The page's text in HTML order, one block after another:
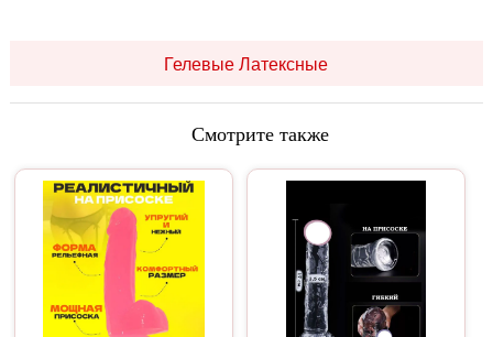
Гелевые Латексные
Смотрите также